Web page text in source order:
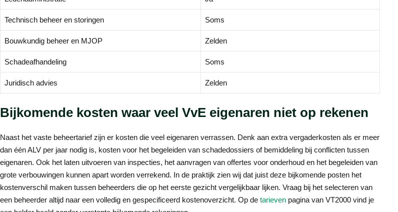
Technisch beheer en storingen Soms
Bouwkundig beheer en MJOP Zelden
Schadeafhandeling Soms
Juridisch advies Zelden
Bijkomende kosten waar veel VvE eigenaren niet op rekenen
Naast het vaste beheertarief zijn er kosten die veel eigenaren verrassen. Denk aan extra vergaderkosten als er meer
dan één ALV per jaar nodig is, kosten voor het begeleiden van schadedossiers of bemiddeling bij conflicten tussen
eigenaren. Ook het laten uitvoeren van inspecties, het aanvragen van offertes voor onderhoud en het begeleiden van
grote verbouwingen kunnen apart worden verrekend. In de praktijk zien wij dat juist deze bijkomende posten het
kostenverschil maken tussen beheerders die op het eerste gezicht vergelijkbaar lijken. Vraag bij het selecteren van
een beheerder altijd naar een volledig en gespecificeerd kostenoverzicht. Op de tarieven pagina van VT2000 vind je